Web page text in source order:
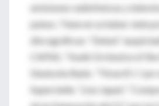
emisiones radiofónicas y
países. Tiene en su haber siete
discográficas: “Debut”
CAPSA, “Youth Orchestra of
Deutsche Bank, “Three B`s” por
Supervielle, “Live Japan”,